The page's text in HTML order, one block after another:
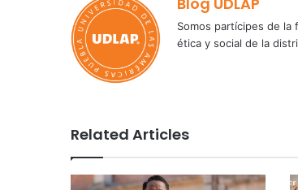
Somos partícipes de
ética y social de la
Related Articles